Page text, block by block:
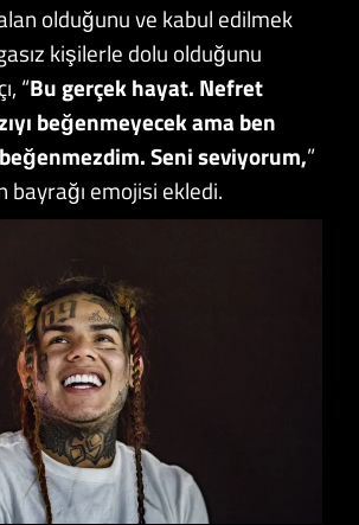
olduğunu ve kabul edilmek
kişilerle dolu olduğunu
“Bu gerçek hayat. Nefret
beğenmeyecek ama ben
Seni seviyorum,”
bayrağı emojisi ekledi.